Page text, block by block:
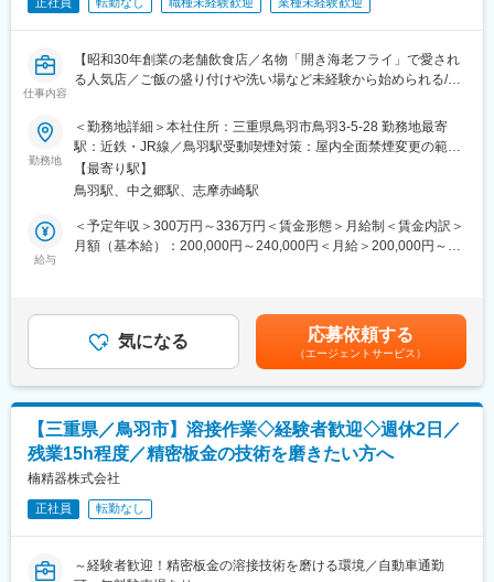
駅、伏見桃山駅、中書島駅、宇治駅(奈良線)、三ノ宮駅、三宮駅
(神戸市営)、西元町駅、神戸駅(兵庫県)、高速神戸駅、新神戸駅、
(ＪＲ線)、西宮北口駅、芦屋駅(東海道本線)、宝塚駅、伊丹駅(福知
山線)、奈良駅、近鉄奈良駅、大和西大寺駅、大津駅、和歌山駅、
栄生駅、南新宿駅、二重橋前駅、高輪ゲートウェイ駅、神泉駅、
東池袋駅、稲荷町駅(東京都)、末広町駅(東京都)、内幸町駅、大崎
広小路駅、代官山駅、銀座駅、大門駅(東京都)、三田駅(東京都)、
泉岳寺駅、明治神宮前駅、新高円寺駅、南阿佐ケ谷駅、立川南
駅、京王八王子駅、府中競馬正門前駅、布田駅、牛田駅(東京都)、
勢佐木長者町駅、新綱島駅、新丸子駅、武蔵溝ノ口駅、富士見町
駅(神奈川県)、和田塚駅、緑町駅、海老名駅(相鉄・小田急)、北茅
ケ崎駅、川越市駅、南越谷駅、京成千葉駅、みどり台駅、京成稲
覚王山駅、本郷駅(愛知県)、荒畑駅、植田駅(名古屋市営)、東大手
駅、荒子駅、中村日赤駅、近鉄名古屋駅、新豊橋駅、小牧口駅、
半田駅、多屋駅、音羽町駅、新清水駅、第一通り駅、三島広小路
駅、市民公園前駅、新可児駅、あすなろう四日市駅、四ツ橋駅、
大阪城北詰駅、大阪上本町駅、谷町六丁目駅、なにわ橋駅、松屋
町駅、近鉄日本橋駅、渡辺橋駅、西長堀駅、ドーム前駅、新今宮
駅前駅、中崎町駅、玉川駅(大阪府)、福島駅(大阪環状線)、東三国
駅、ＪＲ淡路駅、千里中央駅(大阪モノレール)、大阪空港駅(大阪
モノレール)、宮之阪駅、守口駅、西三荘駅、小路駅、大小路駅、
◎さらに今後もホテルの新規開業が続くため、重要なポストに就
けるチャンスが多く、キャリアアップを狙う人にはぴったりの好
環境です。
【3：福利厚生が充実】
◎年間最大4万円分支給されるポイントを自由に使えるカフェテリ
◎年間休日も120日あり、ワークライフバランスが整っていま
す。
◎遠方の場合は寮や社宅完備、安心の待遇でしっかりサポートし
ます。（当社規定による）
◎日本中でリゾートから都市型リゾートホテルまで運営していま
す。
を生み出していくやりがいがあります。
変更の範囲：会社の定める業務
仕事内容
【昭和30年創業の老舗飲食店／名物「開き海老フライ」で愛され
る人気店／ご飯の盛り付けや洗い場など未経験から始められる/女
■業務概要
当社はエビフライや活魚料理を中心に提供する飲食店を運営して
います。今回、体制強化のため調理補助スタッフを増員募集いた
します。調理場のサポート役として、ご飯の盛り付けや漬物の準
備、厨房や店舗内の清掃業務などを担当いただきます。
や補助作業をコツコツ丁寧に進めていただきます。
◇お客様に心地よい空間を届けるため、店舗内の衛生維持も重要
な役割となります。材料の補充や備品整理、簡単な仕込み作業を
■一日の流れ
出勤～営業開始まで：仕込みで発生した洗い物や準備作業
営業中：炊飯、食材カット、盛り付け、配膳準備など
営業後：皿洗い、片付け
※難しい調理業務はなく、飲食未経験の方も始めやすい仕事です。
■扱うサービス
当社では名物「開き海老フライ」をはじめ、新鮮な海産物や地元
食材を活かしたメニューを提供しています。観光客だけでなく夜
勤務地
＜勤務地詳細＞本社住所：三重県鳥羽市鳥羽3-5-28 勤務地最寄
駅：近鉄・JR線／鳥羽駅受動喫煙対策：屋内全面禁煙変更の範
囲：会社の定める事業所
【最寄り駅】
鳥羽駅、中之郷駅、志摩赤崎駅
給与
＜予定年収＞300万円～336万円＜賃金形態＞月給制＜賃金内訳＞
月額（基本給）：200,000円～240,000円＜月給＞200,000円～
は固定手当を含めた表記です。
気になる 応募依頼する
（エージェントサービス）
【三重県／鳥羽市】溶接作業◇経験者歓迎◇週休2日／
残業15h程度／精密板金の技術を磨きたい方へ
楠精器株式会社
正社員 転勤なし
～経験者歓迎！精密板金の溶接技術を磨ける環境／自動車通勤